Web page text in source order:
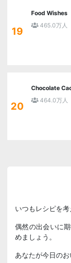
19
Food Wishes
465.0万人
20
Chocolate
464.0万人
いつもレシピを考
偶然の出会いに
めましょう。
あなたが今日のお